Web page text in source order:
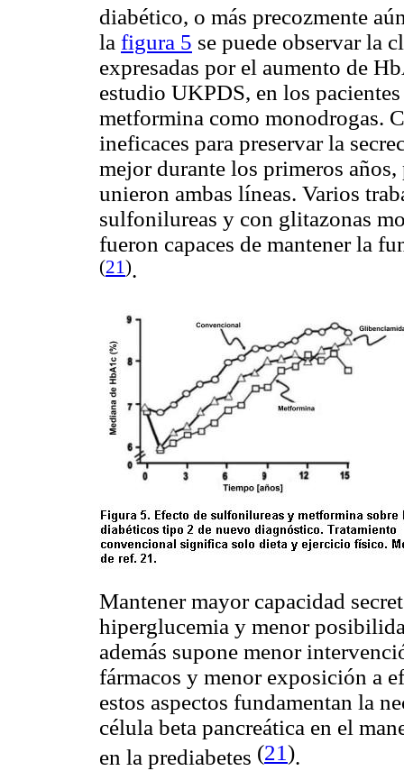
diabético, o más precozmente
la figura 5 se puede observar la
expresadas por el aumento de
estudio UKPDS, en los
metformina como monodrogas.
ineficaces para preservar la
mejor durante los primeros
unieron ambas líneas. Varios
sulfonilureas y con glitazonas
fueron capaces de mantener la
(21).
Mantener mayor capacidad
hiperglucemia y menor
además supone menor
fármacos y menor exposición a
estos aspectos fundamentan la
célula beta pancreática en el
en la prediabetes (21).